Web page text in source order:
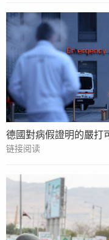
德國對病假證明的嚴打
链接阅读